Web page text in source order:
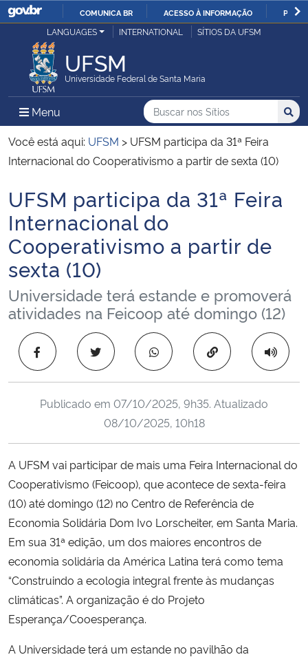
IR
COMUNICA BR ACESSO À INFORMAÇÃO
Ministério da Justiça e Segurança Pública
Ministério da Defesa
Ministério das Relações Exteriores
Ministério da Infraestrutura
Ministério da Agricultura, Pecuária e Abastecimento
Ministério da Cidadania
Ministério da Saúde
Ministério da Ciência, Tecnologia, Inovações e Comunicações
Ministério do Meio Ambiente
Ministério do Turismo
Ministério do Desenvolvimento Regional
Controladoria-Geral da União
Secretaria-Geral
LANGUAGES INTERNATIONAL SÍTIOS DA UFSM
UFSM
Universidade Federal de Santa Maria
Menu Menu Principal do Sítio
Busca
Buscar no nos Sítios
Busca:
Você está aqui: UFSM > UFSM participa da 31ª Feira
Internacional do Cooperativismo a partir de sexta (10)
Início do conteúdo
UFSM participa da 31ª Feira
Internacional do
Cooperativismo a partir de
sexta (10)
Universidade terá estande e promoverá
atividades na Feicoop até domingo (12)
Copiar para área
Publicado em 07/10/2025, 9h35. Atualizado
08/10/2025, 10h18
A UFSM vai participar de mais uma Feira Internacional do
Cooperativismo (Feicoop), que acontece de sexta-feira
(10) até domingo (12) no Centro de Referência de
Economia Solidária Dom Ivo Lorscheiter, em Santa Maria.
Em sua 31ª edição, um dos maiores encontros de
economia solidária da América Latina terá como tema
“Construindo a ecologia integral frente às mudanças
climáticas”. A organização é do Projeto
Esperança/Cooesperança.
A Universidade terá um estande no pavilhão da